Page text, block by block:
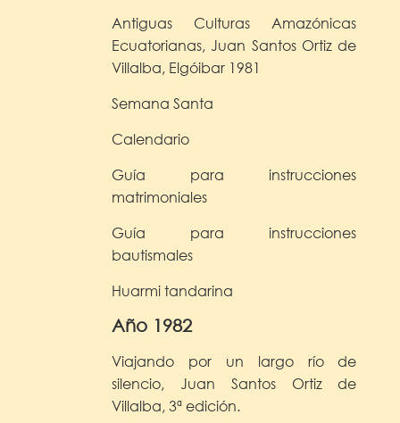
Antiguas Culturas Amazónicas
Ecuatorianas, Juan Santos Ortiz de
Villalba, Elgóibar 1981
Semana Santa
Calendario
Guía para instrucciones
matrimoniales
Guía para instrucciones
bautismales
Huarmi tandarina
Año 1982
Viajando por un largo río de
silencio, Juan Santos Ortiz de
Villalba, 3ª edición.